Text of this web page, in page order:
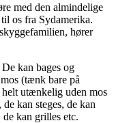
med den almindelige
os fra Sydamerika.
hører
kan bages og
(tænk bare på
utænkelig uden mos
kan steges, de kan
kan grilles etc.